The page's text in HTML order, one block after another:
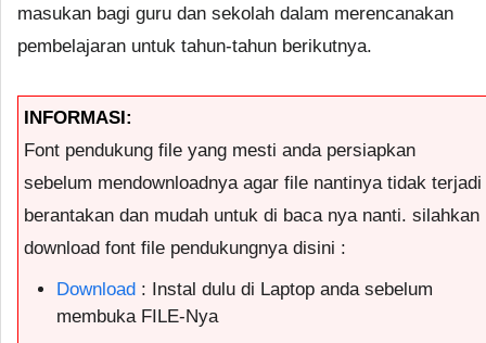
masukan bagi guru dan sekolah dalam merencanakan
pembelajaran untuk tahun-tahun berikutnya.
INFORMASI:
Font pendukung file yang mesti anda persiapkan
sebelum mendownloadnya agar file nantinya tidak terjadi
berantakan dan mudah untuk di baca nya nanti. silahkan
download font file pendukungnya disini :
Download : Instal dulu di Laptop anda sebelum
membuka FILE-Nya